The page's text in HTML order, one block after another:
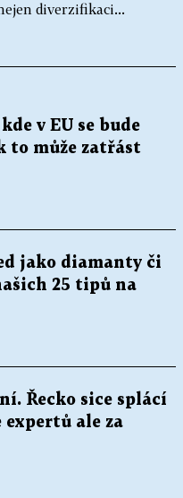
diverzifikaci...
v EU se bude
to může zatřást
jako diamanty či
25 tipů na
Řecko sice splácí
ale za